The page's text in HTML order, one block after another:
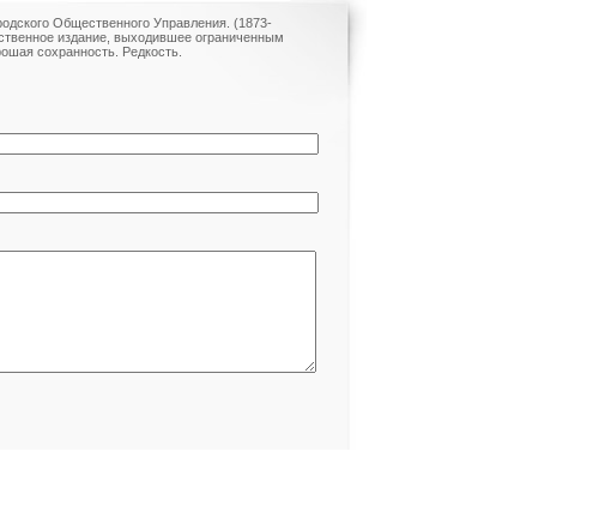
Общественного Управления. (1873-
издание, выходившее ограниченным
сохранность. Редкость.